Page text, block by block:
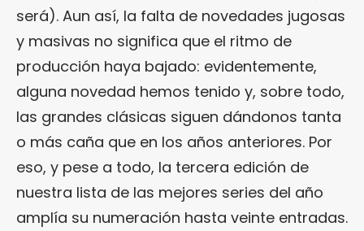
será). Aun así, la falta de novedades jugosas
y masivas no significa que el ritmo de
producción haya bajado: evidentemente,
alguna novedad hemos tenido y, sobre todo,
las grandes clásicas siguen dándonos tanta
o más caña que en los años anteriores. Por
eso, y pese a todo, la tercera edición de
nuestra lista de las mejores series del año
amplía su numeración hasta veinte entradas.